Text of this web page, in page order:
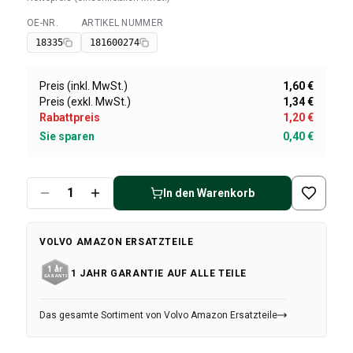
Volvo 1800 Bremsanlage
Volvo 1800 Kraftstoff-/Auspuffanlage
Volvo 1800 KarosserieErsatzteile
Volvo 1800 Kühlsystem
Volvo 1800 Motor Drosselklappengestänge
Volvo 1800 MotorErsatzteile
Volvo 1800 Elektrische Ausrüstung
Volvo 1800 InnenausstattungsErsatzteile
Volvo 1800 Heizungsanlage/Frischluft (1961-73)
Volvo 1800 Sonstiges
Volvo 140/164 Ersatzteile
Volvo 140/164 KarosserieErsatzteile
Volvo 140/164 Kühlsystem
Verfügbar
OE-NR.
18335
ARTIKEL NUMMER
181600274
Preis (inkl. MwSt.)
1,60 €
Preis (exkl. MwSt.)
1,34 €
Rabattpreis
1,20 €
Sie sparen
0,40 €
In den Warenkorb
VOLVO AMAZON ERSATZTEILE
1 JAHR GARANTIE AUF ALLE TEILE
Das gesamte Sortiment von Volvo Amazon Ersatzteile